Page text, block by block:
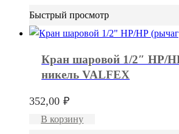
Быстрый просмотр
Кран шаровой 1/2″ НР/
никель VALFEX
352,00 ₽
В корзину